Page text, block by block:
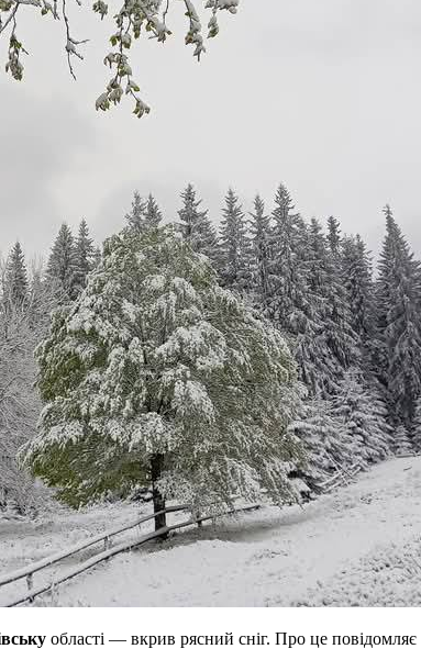
області — вкрив рясний сніг. Про це повідомляє